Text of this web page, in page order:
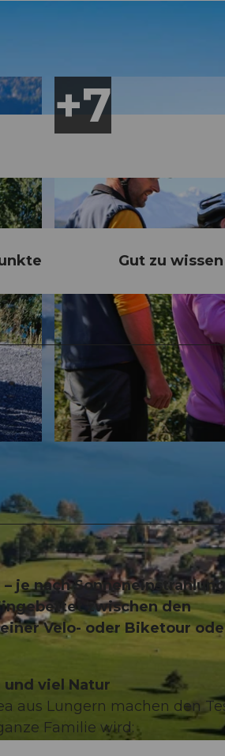
Gut zu wissen
je nach Sonneneinstrahlung
zwischen den
Velo- oder Biketour
viel Natur
aus Lungern machen den
Familie wird: